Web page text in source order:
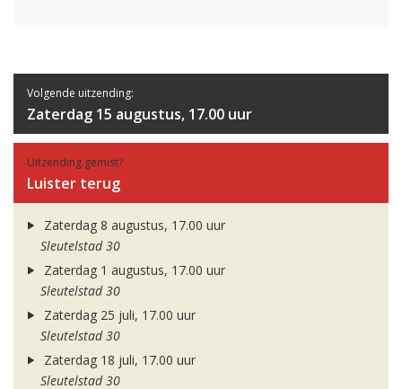
Volgende uitzending:
Zaterdag 15 augustus, 17.00 uur
Uitzending gemist?
Luister terug
Zaterdag 8 augustus, 17.00 uur
Sleutelstad 30
Zaterdag 1 augustus, 17.00 uur
Sleutelstad 30
Zaterdag 25 juli, 17.00 uur
Sleutelstad 30
Zaterdag 18 juli, 17.00 uur
Sleutelstad 30